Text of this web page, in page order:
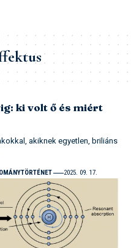
ki volt ő és miért
akiknek egyetlen, briliáns
2025. 09. 17.